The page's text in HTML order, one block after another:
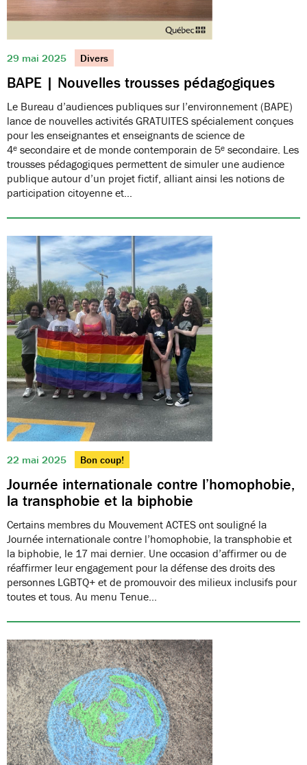
29 mai 2025 Divers
BAPE | Nouvelles trousses pédagogiques
Le Bureau d’audiences publiques sur l’environnement (BAPE)
lance de nouvelles activités GRATUITES spécialement conçues
pour les enseignantes et enseignants de science de
4ᵉ secondaire et de monde contemporain de 5ᵉ secondaire. Les
trousses pédagogiques permettent de simuler une audience
publique autour d’un projet fictif, alliant ainsi les notions de
participation citoyenne et…
22 mai 2025 Bon coup!
Journée internationale contre l’homophobie,
la transphobie et la biphobie
Certains membres du Mouvement ACTES ont souligné la
Journée internationale contre l’homophobie, la transphobie et
la biphobie, le 17 mai dernier. Une occasion d’affirmer ou de
réaffirmer leur engagement pour la défense des droits des
personnes LGBTQ+ et de promouvoir des milieux inclusifs pour
toutes et tous. Au menu Tenue…